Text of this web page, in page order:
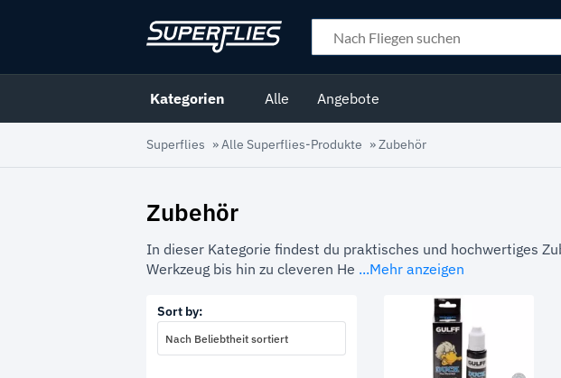
Kategorien Alle Angebote
Superflies »Alle Superflies-Produkte »Zubehör
Zubehör
In dieser Kategorie findest du praktisches und hochwertiges
Werkzeug bis hin zu cleveren He ...Mehr anzeigen
Sort by:
Nach Beliebtheit sortiert